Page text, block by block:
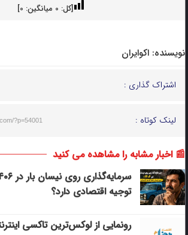
[کل: 0میانگین: 0
]
نویسنده: اکوایران
اشتراک گذاری :
لینک کوتاه : ?p=54001
📰 اخبار مشابه را مشاهده می کنید
توجیه اقتصادی دارد؟
رونمایی از لوکس‌ترین تاکسی